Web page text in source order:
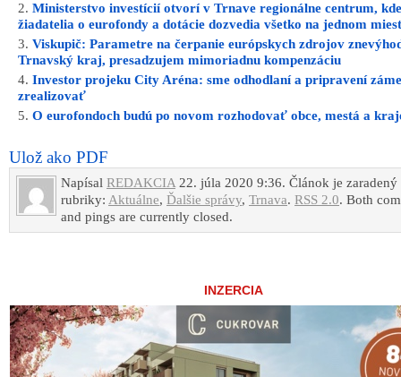
Ministerstvo investícií otvorí v Trnave regionálne centrum,
žiadatelia o eurofondy a dotácie dozvedia všetko na jednom
Viskupič: Parametre na čerpanie európskych zdrojov
Trnavský kraj, presadzujem mimoriadnu kompenzáciu
Investor projeku City Aréna: sme odhodlaní a pripravení
zrealizovať
O eurofondoch budú po novom rozhodovať obce, mestá a
Ulož ako PDF
Napísal REDAKCIA22. júla 2020 9:36. Článok je zaradený
rubriky: Aktuálne, Ďalšie správy, Trnava. RSS 2.0. Both
and pings are currently closed.
INZERCIA